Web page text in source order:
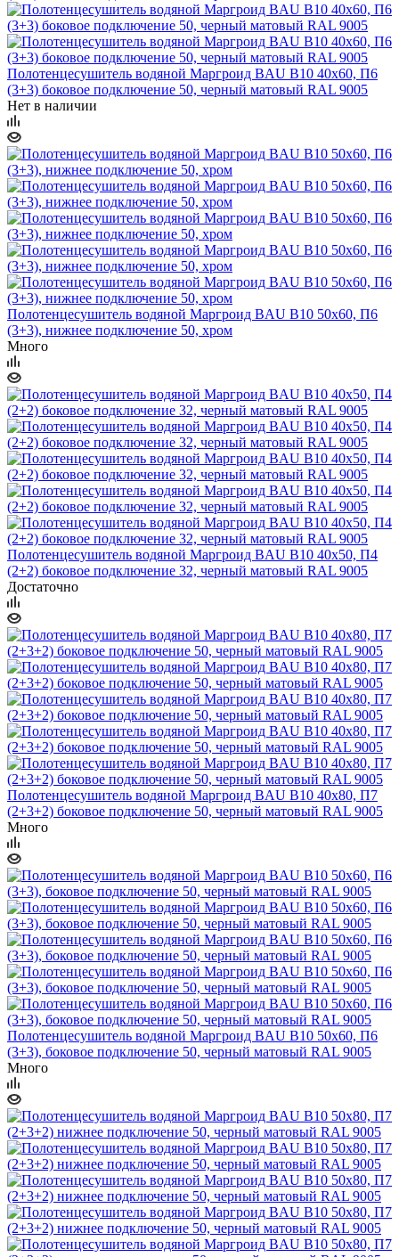
Полотенцесушитель водяной Маргроид BAU В10 40х60, П6
(3+3) боковое подключение 50, черный матовый RAL 9005
Нет в наличии
Полотенцесушитель водяной Маргроид BAU В10 50х60, П6
(3+3), нижнее подключение 50, хром
Много
Полотенцесушитель водяной Маргроид BAU В10 40х50, П4
(2+2) боковое подключение 32, черный матовый RAL 9005
Достаточно
Полотенцесушитель водяной Маргроид BAU В10 40х80, П7
(2+3+2) боковое подключение 50, черный матовый RAL 9005
Много
Полотенцесушитель водяной Маргроид BAU В10 50х60, П6
(3+3), боковое подключение 50, черный матовый RAL 9005
Много